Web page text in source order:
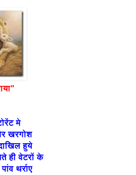
मे
खरगोश
हुये
ही वेटरों के
थर्राए